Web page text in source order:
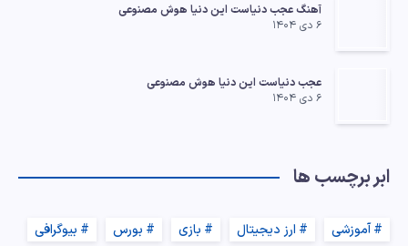
آهنگ عجب دنیاست این دنیا هوش مصنوعی
۶ دی ۱۴۰۴
عجب دنیاست این دنیا هوش مصنوعی
۶ دی ۱۴۰۴
ابر برچسب ها
آموزشی ارز دیجیتال بازی بورس
بیوگرافی